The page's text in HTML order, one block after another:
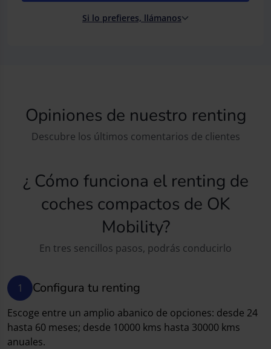
Si lo prefieres, llámanos
Opiniones de nuestro renting
Descubre los últimos comentarios de clientes
¿ Cómo funciona el renting de
coches compactos de OK
Mobility?
En tres sencillos pasos, podrás conducirlo
1 Configura tu renting
Escoge entre un amplio abanico de opciones: desde 24
hasta 60 meses; desde 10000 kms hasta 30000 kms
anuales.